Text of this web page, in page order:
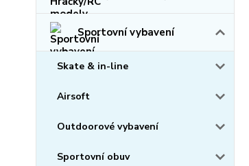
Sportovní vybavení
Skate & in-line
Airsoft
Outdoorové vybavení
Sportovní obuv